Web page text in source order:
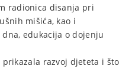
radionica disanja pri
mišića, kao i
edukacija o dojenju
razvoj djeteta i što